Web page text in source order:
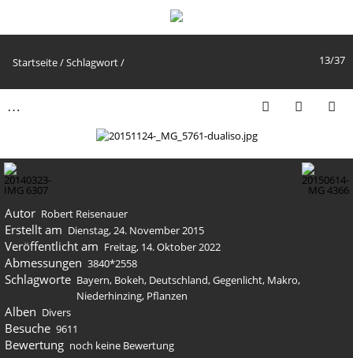
13/37
Startseite/Schlagwort/
Autor Robert Reisenauer
Erstellt am Dienstag, 24. November 2015
Veröffentlicht am Freitag, 14. Oktober 2022
Abmessungen 3840*2558
Schlagworte Bayern, Bokeh, Deutschland,Gegenlicht, Makro,
Niederhinzing, Pflanzen
Alben Divers
Besuche 9611
Bewertung noch keine Bewertung